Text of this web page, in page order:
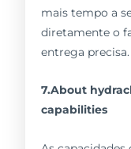
mais tempo a
diretamente o
entrega precisa.
7.About
capabilities